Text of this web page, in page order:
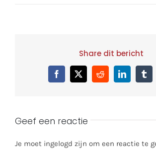
Share dit bericht
Facebook
X RedditLinkedIn
Geef een reactie
Je moet ingelogd zijn om een reactie te